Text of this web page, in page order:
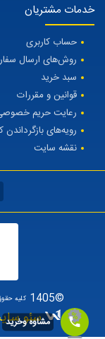
خدمات مشتریان
حساب کاربری
روش‌های ارسال
سبد خرید
قوانین و مقررات
رعایت حریم
رویه‌های بازگرداندن
نقشه سایت
©1405 کلیه
سئو
مشاوه وخرید